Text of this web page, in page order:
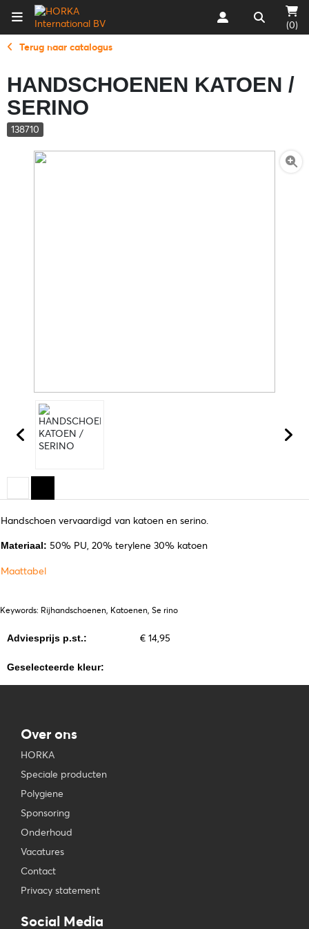
(0)
Terug naar catalogus
HANDSCHOENEN KATOEN /
SERINO
138710
Handschoen vervaardigd van katoen en serino.
Materiaal: 50% PU, 20% terylene 30% katoen
Maattabel
Keywords: Rijhandschoenen, Katoenen, Se rino
Adviesprijs p.st.: € 14,95
Geselecteerde kleur:
Over ons
HORKA
Speciale producten
Polygiene
Sponsoring
Onderhoud
Vacatures
Contact
Privacy statement
Social Media